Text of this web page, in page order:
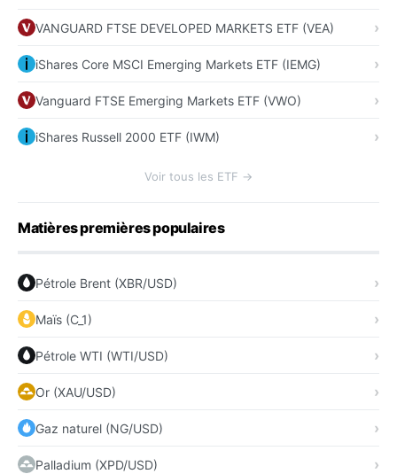
VANGUARD FTSE DEVELOPED MARKETS ETF (VEA)
iShares Core MSCI Emerging Markets ETF (IEMG)
Vanguard FTSE Emerging Markets ETF (VWO)
iShares Russell 2000 ETF (IWM)
Voir tous les ETF →
Matières premières populaires
Pétrole Brent (XBR/USD)
Maïs (C_1)
Pétrole WTI (WTI/USD)
Or (XAU/USD)
Gaz naturel (NG/USD)
Palladium (XPD/USD)